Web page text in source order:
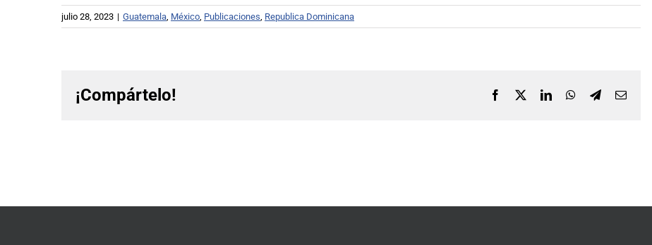
julio 28, 2023 | Guatemala, México, Publicaciones, Republica Dominicana
¡Compártelo! Facebook
X LinkedInWhatsApp
TelegramCorreo